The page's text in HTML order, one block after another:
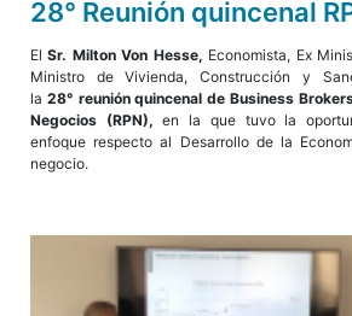
28° Reunión quincenal
El Sr. Milton Von Hesse, Economista, Ex
Ministro de Vivienda, Construcción y
la 28° reunión quincenal de Business
Negocios (RPN),en la que tuvo la
enfoque respecto al Desarrollo de la
negocio.